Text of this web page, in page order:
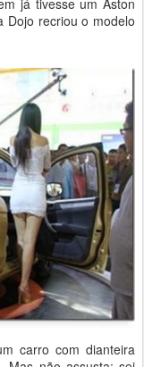
já tivesse um Aston
Dojo recriou o modelo
carro com dianteira